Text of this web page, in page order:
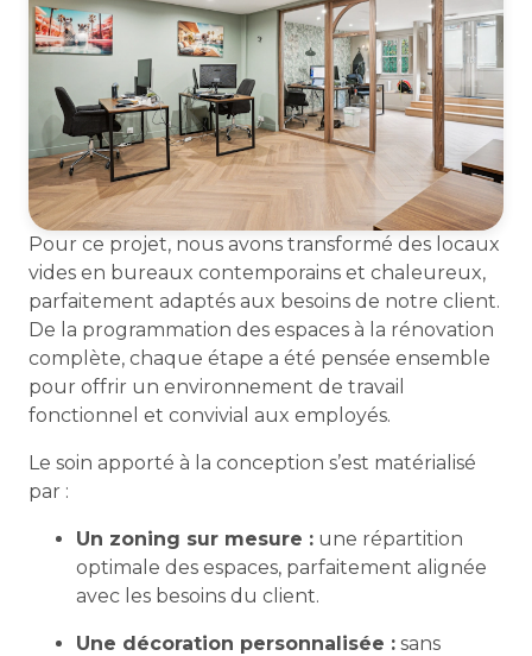
Pour ce projet, nous avons transformé des locaux
vides en bureaux contemporains et chaleureux,
parfaitement adaptés aux besoins de notre client.
De la programmation des espaces à la rénovation
complète, chaque étape a été pensée ensemble
pour offrir un environnement de travail
fonctionnel et convivial aux employés.
Le soin apporté à la conception s’est matérialisé
par :
Un zoning sur mesure : une répartition
optimale des espaces, parfaitement alignée
avec les besoins du client.
Une décoration personnalisée : sans